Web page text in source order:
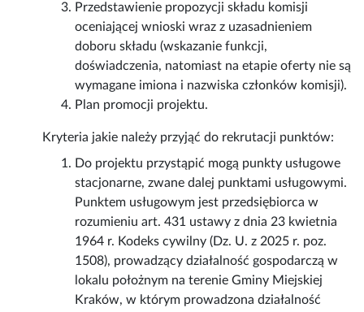
Przedstawienie propozycji składu komisji
oceniającej wnioski wraz z uzasadnieniem
doboru składu (wskazanie funkcji,
doświadczenia, natomiast na etapie oferty nie są
wymagane imiona i nazwiska członków komisji).
Plan promocji projektu.
Kryteria jakie należy przyjąć do rekrutacji punktów:
Do projektu przystąpić mogą punkty usługowe
stacjonarne, zwane dalej punktami usługowymi.
Punktem usługowym jest przedsiębiorca w
rozumieniu art. 431 ustawy z dnia 23 kwietnia
1964 r. Kodeks cywilny (Dz. U. z 2025 r. poz.
1508), prowadzący działalność gospodarczą w
lokalu położnym na terenie Gminy Miejskiej
Kraków, w którym prowadzona działalność